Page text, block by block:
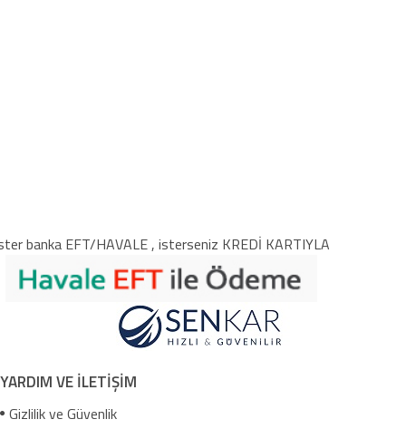
banka EFT/HAVALE , isterseniz KREDİ KARTIYLA
YARDIM VE İLETİŞİM
Gizlilik ve Güvenlik